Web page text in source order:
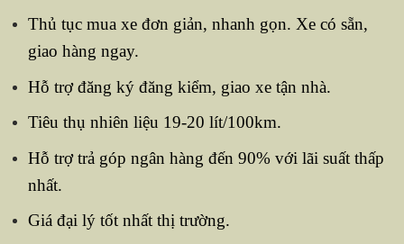
Thủ tục mua xe đơn giản, nhanh gọn. Xe có sẵn,
giao hàng ngay.
Hỗ trợ đăng ký đăng kiểm, giao xe tận nhà.
Tiêu thụ nhiên liệu 19-20 lít/100km.
Hỗ trợ trả góp ngân hàng đến 90% với lãi suất thấp
nhất.
Giá đại lý tốt nhất thị trường.